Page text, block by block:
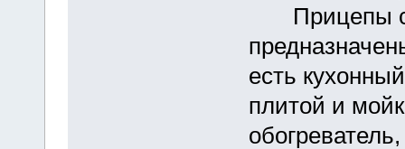
Прицепы
есть
плитой и